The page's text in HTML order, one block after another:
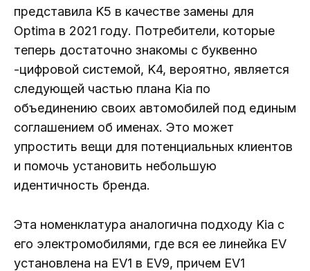
представила K5 в качестве замены для
Optima в 2021 году. Потребители, которые
теперь достаточно знакомы с буквенно
-цифровой системой, K4, вероятно, является
следующей частью плана Kia по
объединению своих автомобилей под единым
соглашением об именах. Это может
упростить вещи для потенциальных клиентов
и помочь установить небольшую
идентичность бренда.
Эта номенклатура аналогична подходу Kia с
его электромобилями, где вся ее линейка EV
установлена ​​на EV1 в EV9, причем EV1